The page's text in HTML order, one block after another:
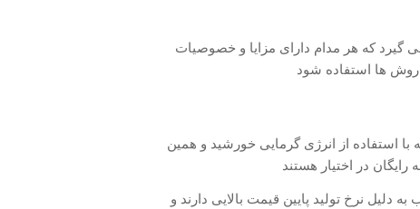
که هر مدام دارای مزایا و خصوصیات
روش ها استفاده شود
استفاده از انرژی گرمایی خورشید و همین
در اختیار هستند
نرخ تولید پایین قیمت بالایی دارند و